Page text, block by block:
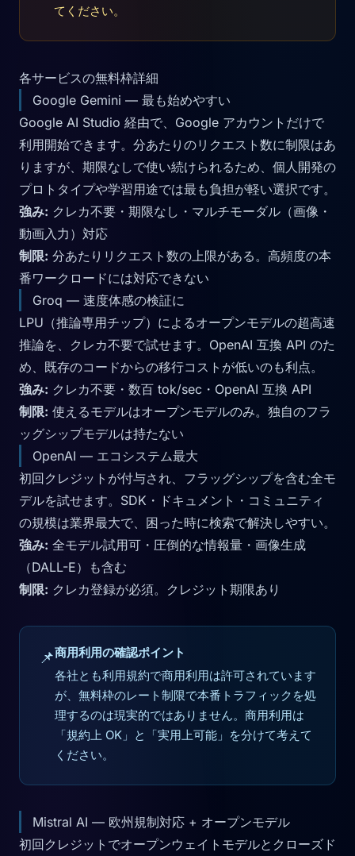
てください。
各サービスの無料枠詳細
Google Gemini — 最も始めやすい
Google AI Studio 経由で、Google アカウントだけで
利用開始できます。分あたりのリクエスト数に制限はあ
りますが、期限なしで使い続けられるため、個人開発の
プロトタイプや学習用途では最も負担が軽い選択です。
強み: クレカ不要・期限なし・マルチモーダル（画像・
動画入力）対応
制限: 分あたりリクエスト数の上限がある。高頻度の本
番ワークロードには対応できない
Groq — 速度体感の検証に
LPU（推論専用チップ）によるオープンモデルの超高速
推論を、クレカ不要で試せます。OpenAI 互換 API のた
め、既存のコードからの移行コストが低いのも利点。
強み: クレカ不要・数百 tok/sec・OpenAI 互換 API
制限: 使えるモデルはオープンモデルのみ。独自のフラ
ッグシップモデルは持たない
OpenAI — エコシステム最大
初回クレジットが付与され、フラッグシップを含む全モ
デルを試せます。SDK・ドキュメント・コミュニティ
の規模は業界最大で、困った時に検索で解決しやすい。
強み: 全モデル試用可・圧倒的な情報量・画像生成
（DALL-E）も含む
制限: クレカ登録が必須。クレジット期限あり
📌商用利用の確認ポイント
各社とも利用規約で商用利用は許可されています
が、無料枠のレート制限で本番トラフィックを処
理するのは現実的ではありません。商用利用は
「規約上 OK」と「実用上可能」を分けて考えて
ください。
Mistral AI — 欧州規制対応 + オープンモデル
初回クレジットでオープンウェイトモデルとクローズド